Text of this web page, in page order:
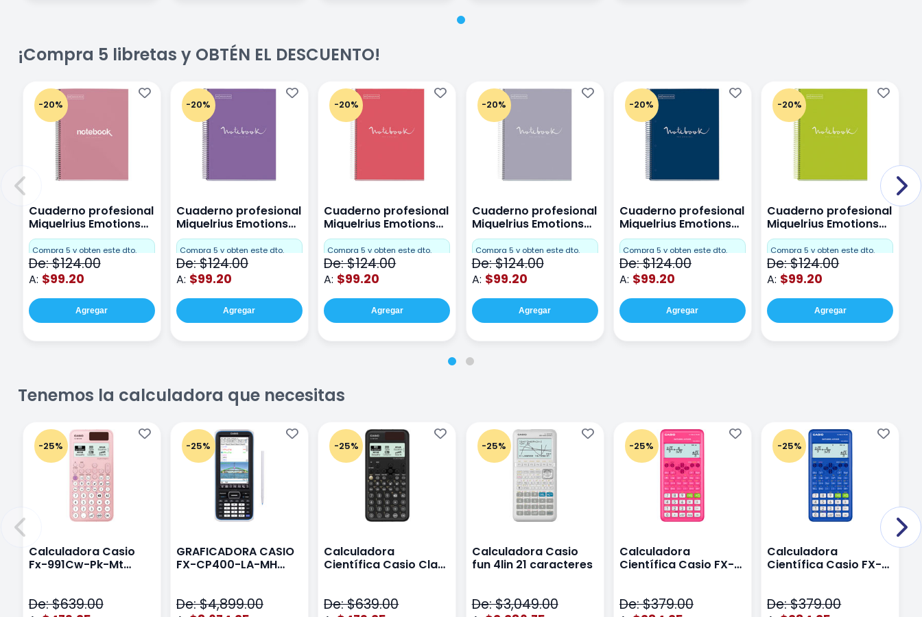
¡Compra 5 libretas y OBTÉN EL DESCUENTO!
-20%
Cuaderno profesional
Miquelrius Emotions
Cuadro Chico 80
hojas Rosa
Compra 5 y obten este dto.
De: $124.00
A: $99.20
Agregar
-20%
Cuaderno profesional
Miquelrius Emotions
raya 80 hojas Purpura
Compra 5 y obten este dto.
De: $124.00
A: $99.20
Agregar
-20%
Cuaderno profesional
Miquelrius Emotions
raya 80 hojas Coral
Compra 5 y obten este dto.
De: $124.00
A: $99.20
Agregar
-20%
Cuaderno profesional
Miquelrius Emotions
raya 80 hojas Gris
Compra 5 y obten este dto.
De: $124.00
A: $99.20
Agregar
-20%
Cuaderno profesional
Miquelrius Emotions
Dots 80 hojas
Compra 5 y obten este dto.
De: $124.00
A: $99.20
Agregar
-20%
Cuaderno profesional
Miquelrius Emotions
Dots 80 hojas Lima
Compra 5 y obten este dto.
De: $124.00
A: $99.20
Agregar
Tenemos la calculadora que necesitas
-25%
Calculadora Casio
Fx-991Cw-Pk-Mt
De: $639.00
-25%
GRAFICADORA CASIO
FX-CP400-LA-MH
De: $4,899.00
-25%
Calculadora
Científica Casio Class
De: $639.00
-25%
Calculadora Casio
fun 4lin 21 caracteres
De: $3,049.00
-25%
Calculadora
Científica Casio FX-
De: $379.00
-25%
Calculadora
Científica Casio FX-
De: $379.00